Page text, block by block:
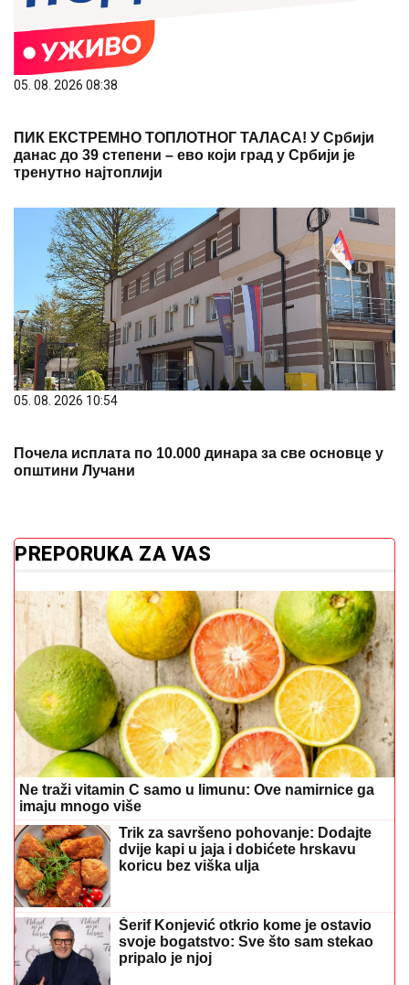
05. 08. 2026 08:38
ПИК ЕКСТРЕМНО ТОПЛОТНОГ ТАЛАСА! У Србији
данас до 39 степени – ево који град у Србији је
тренутно најтоплији
05. 08. 2026 10:54
Почела исплата по 10.000 динара за све основце у
општини Лучани
PREPORUKA ZA VAS
Ne traži vitamin C samo u limunu: Ove namirnice ga
imaju mnogo više
Trik za savršeno pohovanje: Dodajte
dvije kapi u jaja i dobićete hrskavu
koricu bez viška ulja
Šerif Konjević otkrio kome je ostavio
svoje bogatstvo: Sve što sam stekao
pripalo je njoj